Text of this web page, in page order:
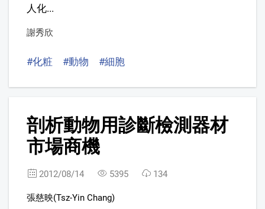
人化...
謝秀欣
#化粧 #動物 #細胞
5
FREE剖析動物用診斷檢測器材
市場商機
2012/08/14 5395 134
張慈映(Tsz-Yin Chang)